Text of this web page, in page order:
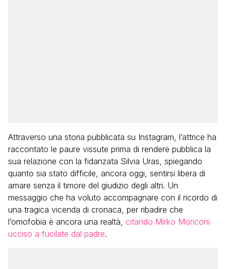
Attraverso una storia pubblicata su Instagram, l’attrice ha
raccontato le paure vissute prima di rendere pubblica la
sua relazione con la fidanzata Silvia Uras, spiegando
quanto sia stato difficile, ancora oggi, sentirsi libera di
amare senza il timore del giudizio degli altri. Un
messaggio che ha voluto accompagnare con il ricordo di
una tragica vicenda di cronaca, per ribadire che
l’omofobia è ancora una realtà, citando Mirko Moriconi
ucciso a fucilate dal padre.